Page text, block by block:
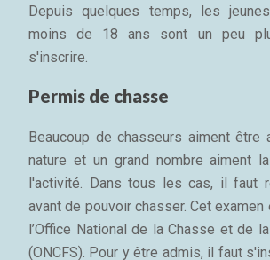
Depuis quelques temps, les
moins de 18 ans sont un peu
s'inscrire.
Permis de chasse
Beaucoup de chasseurs aiment être
nature et un grand nombre aiment
l'activité. Dans tous les cas, il faut
avant de pouvoir chasser. Cet
l’Office National de la Chasse et de
(ONCFS). Pour y être admis, il faut